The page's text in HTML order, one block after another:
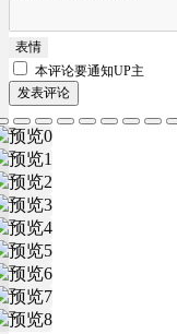
表情
本评论要通知UP主
发表评论